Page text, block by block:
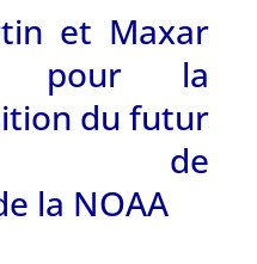
et Maxar
pour la
du futur
de
la NOAA